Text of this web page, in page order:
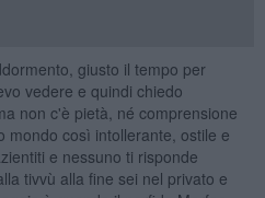
giusto il tempo per
vedere e quindi chiedo
non c'è pietà, né comprensione
mondo così intollerante, ostile e
e nessuno ti risponde
tivvù alla fine sei nel privato e